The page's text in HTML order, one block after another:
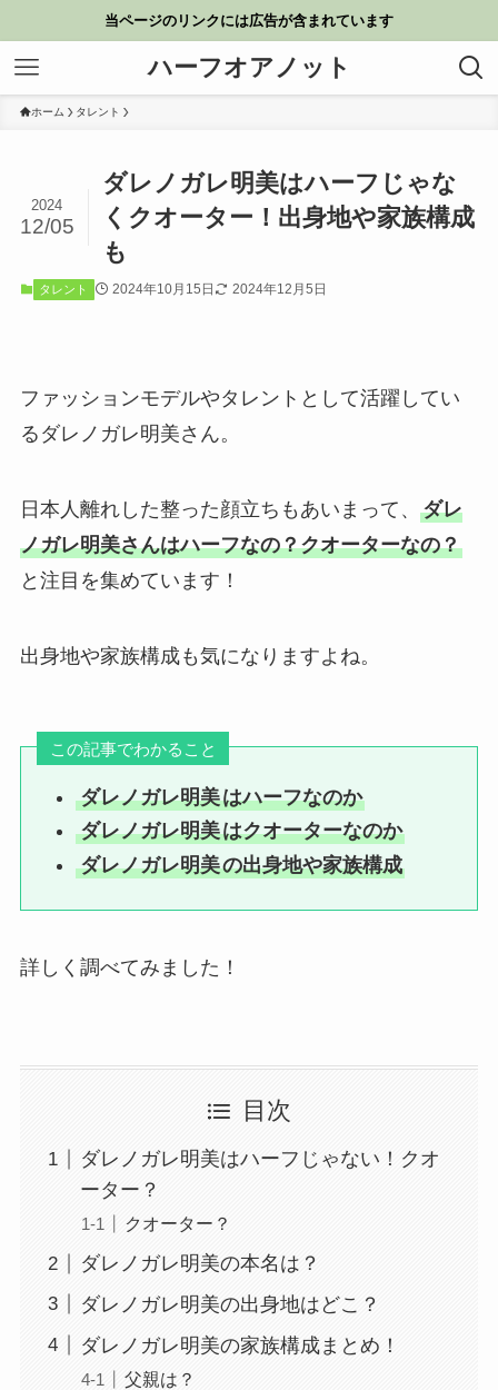
当ページのリンクには広告が含まれています
ハーフオアノット
ホーム タレント
ダレノガレ明美はハーフじゃな
くクオーター！出身地や家族構成
も
2024
12/05
タレント 2024年10月15日 2024年12月5日
ファッションモデルやタレントとして活躍してい
るダレノガレ明美さん。
日本人離れした整った顔立ちもあいまって、 ダレ
ノガレ明美さんはハーフなの？クオーターなの？
と注目を集めています！
出身地や家族構成も気になりますよね。
この記事でわかること
ダレノガレ明美はハーフなのか
ダレノガレ明美はクオーターなのか
ダレノガレ明美の出身地や家族構成
詳しく調べてみました！
目次
ダレノガレ明美はハーフじゃない！クオ
ーター？
クオーター？
ダレノガレ明美の本名は？
ダレノガレ明美の出身地はどこ？
ダレノガレ明美の家族構成まとめ！
父親は？